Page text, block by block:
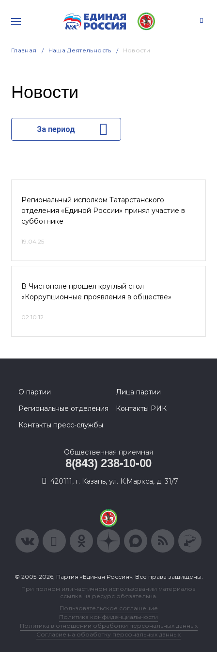
Главная Наша Деятельность Новости
Новости
За период
Региональный исполком Татарстанского
отделения «Единой России» принял участие в
субботнике
19.04.25
В Чистополе прошел круглый стол
«Коррупционные проявления в обществе»
02.10.12
О партии
Лица партии
Региональные отделения
Контакты РИК
Контакты пресс-службы
Общественная приемная
8(843) 238-10-00
420111, г. Казань, ул. К.Маркса, д. 31/7
© 2005-2026, Партия «Единая Россия». Все права защищены.
При полном или частичном использовании материалов
ссылка на ресурс обязательна.
Пользовательское соглашение
Политика конфиденциальности
Политика в отношении обработки персональных данных
Согласие на обработку персональных данных